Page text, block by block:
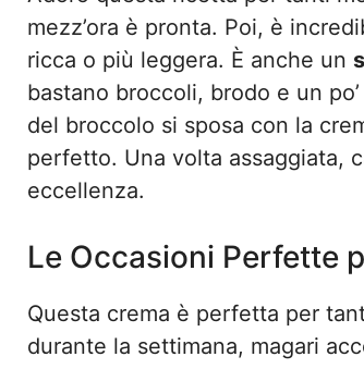
mezz’ora è pronta. Poi, è
ricca o più leggera. È anche un
bastano broccoli, brodo e un
del broccolo si sposa con la
perfetto. Una volta assaggiata,
eccellenza.
Le Occasioni Perfette
Questa crema è perfetta per
durante la settimana, magari